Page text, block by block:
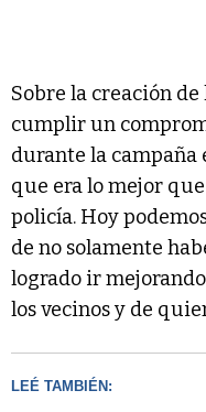
Sobre la creación de
cumplir un
durante la campaña
que era lo mejor
policía. Hoy
de no solamente
logrado ir
los vecinos y de
LEÉ TAMBIÉN: